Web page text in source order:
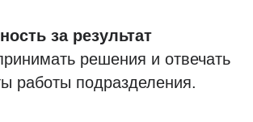
за результат
решения и отвечать
работы подразделения.